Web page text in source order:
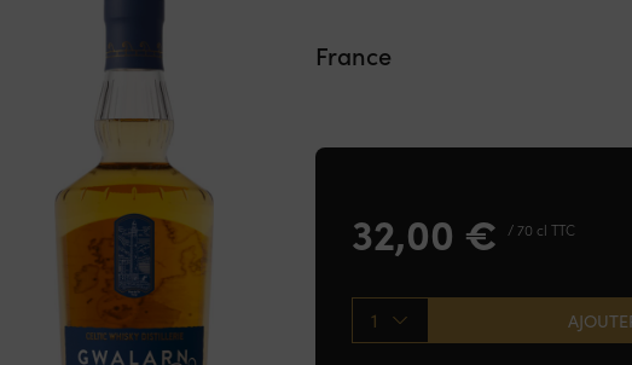
France
32,00 € / 70 cl TTC
1